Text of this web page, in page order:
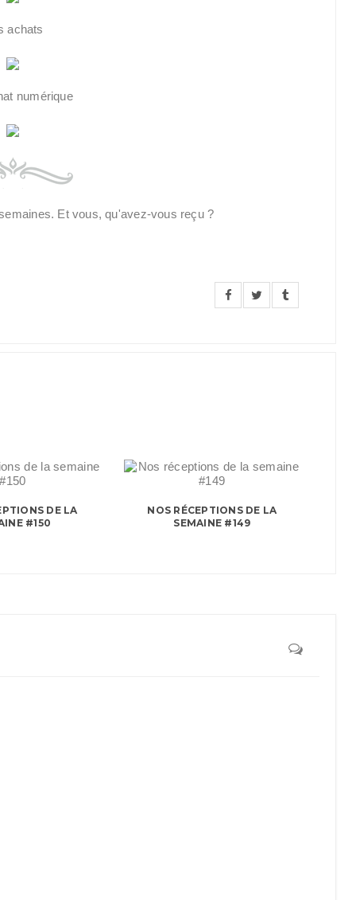
achats
numérique
Et vous, qu'avez-vous reçu ?
DE LA
#150
NOS RÉCEPTIONS DE LA
SEMAINE #149